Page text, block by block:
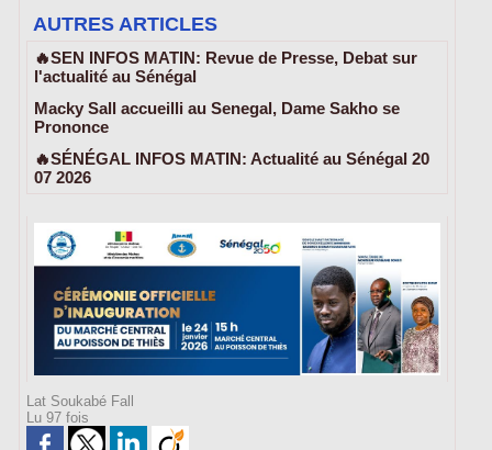
AUTRES ARTICLES
🔥SEN INFOS MATIN: Revue de Presse, Debat sur
l'actualité au Sénégal
Macky Sall accueilli au Senegal, Dame Sakho se
Prononce
🔥SÉNÉGAL INFOS MATIN: Actualité au Sénégal 20
07 2026
Lat Soukabé Fall
Lu 97 fois